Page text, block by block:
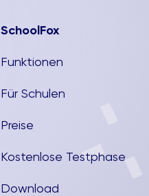
SchoolFox
Funktionen
Für Schulen
Preise
Kostenlose Testphase
Download